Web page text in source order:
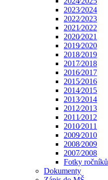
2023⁄2024
2022⁄2023
2021⁄2022
2020⁄2021
2019⁄2020
2018⁄2019
2017⁄2018
2016⁄2017
2015⁄2016
2014⁄2015
2013⁄2014
2012⁄2013
2011⁄2012
2010⁄2011
2009⁄2010
2008⁄2009
2007⁄2008
Fotky ročníků
Dokumenty